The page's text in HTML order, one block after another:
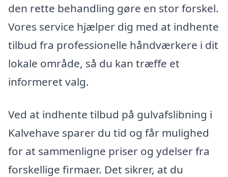
den rette behandling gøre en stor forskel.
Vores service hjælper dig med at indhente
tilbud fra professionelle håndværkere i dit
lokale område, så du kan træffe et
informeret valg.
Ved at indhente tilbud på gulvafslibning i
Kalvehave sparer du tid og får mulighed
for at sammenligne priser og ydelser fra
forskellige firmaer. Det sikrer, at du